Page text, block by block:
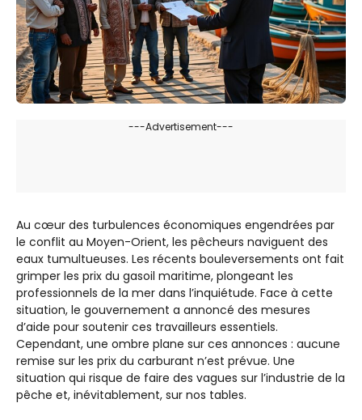
---Advertisement---
Au cœur des turbulences économiques engendrées par
le conflit au Moyen-Orient, les pêcheurs naviguent des
eaux tumultueuses. Les récents bouleversements ont fait
grimper les prix du gasoil maritime, plongeant les
professionnels de la mer dans l’inquiétude. Face à cette
situation, le gouvernement a annoncé des mesures
d’aide pour soutenir ces travailleurs essentiels.
Cependant, une ombre plane sur ces annonces : aucune
remise sur les prix du carburant n’est prévue. Une
situation qui risque de faire des vagues sur l’industrie de la
pêche et, inévitablement, sur nos tables.